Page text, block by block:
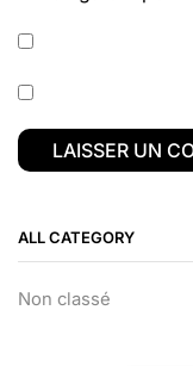
ALL CATEGORY
Non classé